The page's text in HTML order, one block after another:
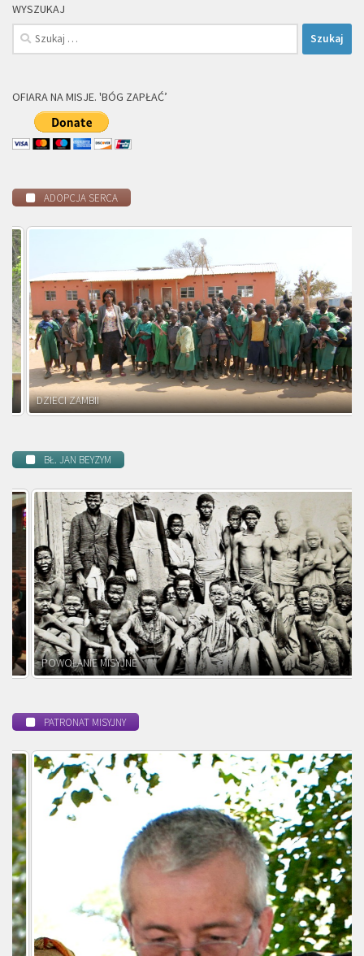
WYSZUKAJ
Szukaj:
OFIARA NA MISJE. 'BÓG ZAPŁAĆ’
ADOPCJA SERCA
DZIECI ZAMBII
BŁ. JAN BEYZYM
POWOŁANIE MISYJNE
PATRONAT MISYJNY